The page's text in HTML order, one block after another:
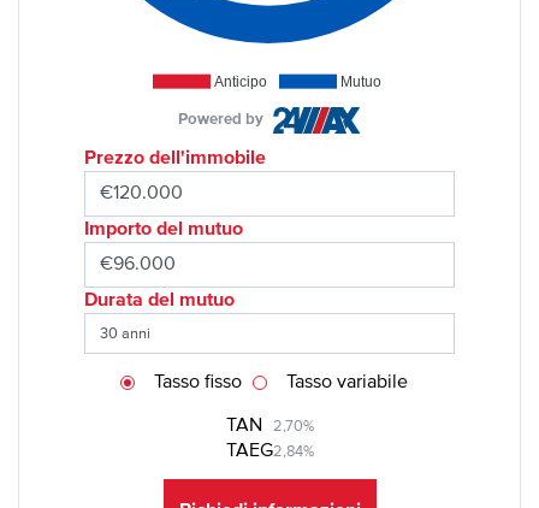
Anticipo Mutuo
Powered by
Prezzo dell'immobile
Importo del mutuo
Durata del mutuo
TAN 2,70%
TAEG2,84%
Tasso fisso Tasso variabile